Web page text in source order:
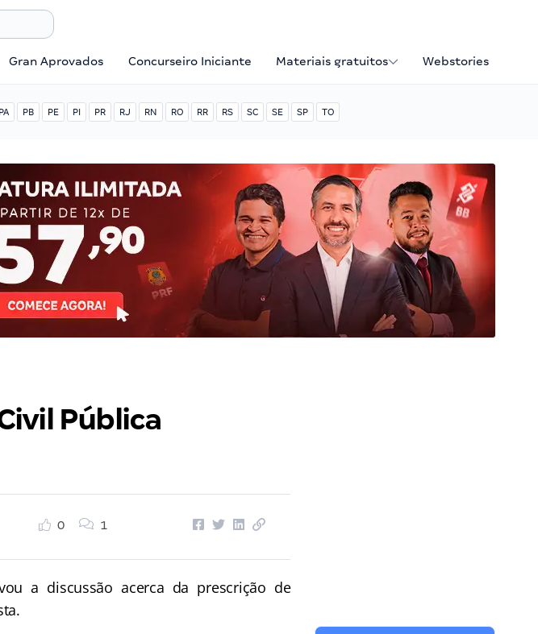
Gran Aprovados Concurseiro Iniciante Materiais gratuitos Webstories
PA PB PE PI PR RJ RN RO RR RS SC SE SP TO
Pública
0 1
a discussão acerca da prescrição de